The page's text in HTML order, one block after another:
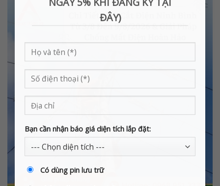
NGAY 5% KHI ĐĂNG KÝ TẠI
ĐÂY)
Bạn cần nhận báo giá diện tích lắp đặt:
Có dùng pin lưu trữ